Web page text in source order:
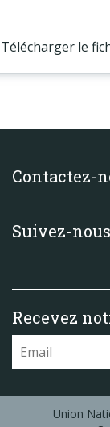
Télécharger le
Contactez-
Suivez-nous
Recevez
Union